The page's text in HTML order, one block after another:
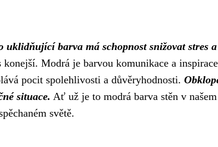
uklidňující barva má schopnost snižovat stres
Modrá je barvou komunikace a
pocit spolehlivosti a důvěryhodnosti.
situace. Ať už je to modrá barva stěn v
světě.